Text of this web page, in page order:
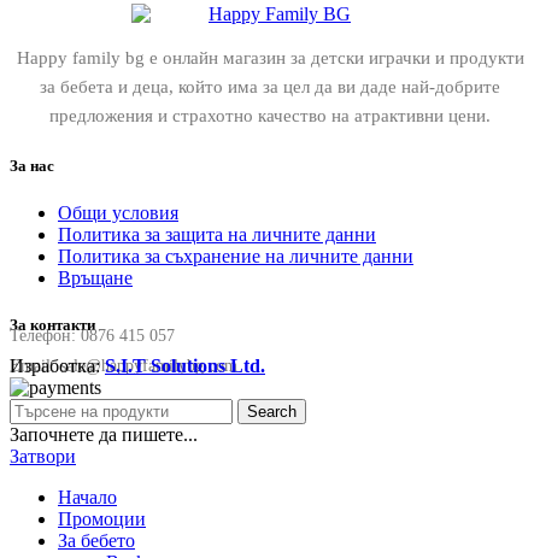
Happy family bg е онлайн магазин за детски играчки и продукти
за бебета и деца, който има за цел да ви даде най-добрите
предложения и страхотно качество на атрактивни цени.
За нас
Общи условия
Политика за защита на личните данни
Политика за съхранение на личните данни
Връщане
За контакти
Телефон:0876 415 057
Email:sale@happyfamilybg.com
Изработка:S.I.T Solutions Ltd.
Search
Започнете да пишете...
Затвори
Начало
Промоции
За бебето